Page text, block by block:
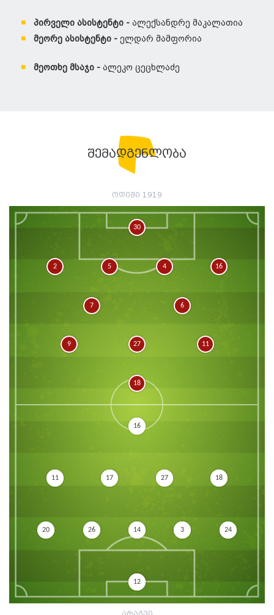
პირველი ასისტენტი - ალექსანდრე მაკალათია
მეორე ასისტენტი - ელდარ მამფორია
მეოთხე მსაჯი - ალეკო ცეცხლაძე
შემადგენლობა
ოდიში 1919
30
2 5 4 16
7 6
9 27 11
18
12
24
3
14
26
20
18
27
17
11
16